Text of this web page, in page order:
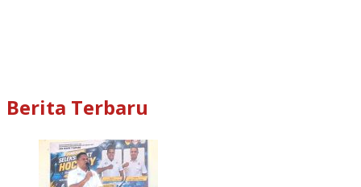
Berita Terbaru